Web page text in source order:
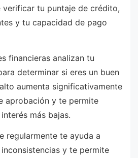
verificar tu puntaje de crédito,
y tu capacidad de pago
financieras analizan tu
determinar si eres un buen
aumenta significativamente
aprobación y te permite
más bajas.
regularmente te ayuda a
y te permite